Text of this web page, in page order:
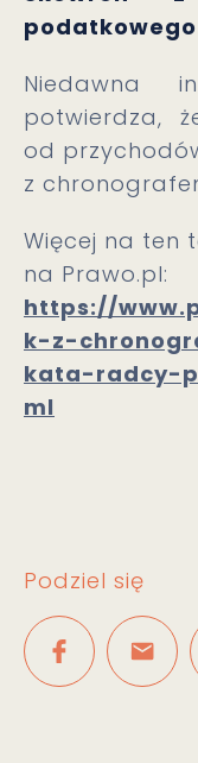
podatkowego
Niedawna
potwierdza,
od
z
Więcej na ten
na Prawo.pl:
https://
k-z-
kata-radcy-
ml
Podziel się